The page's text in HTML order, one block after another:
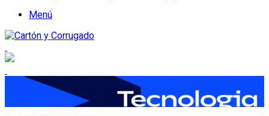
Menú